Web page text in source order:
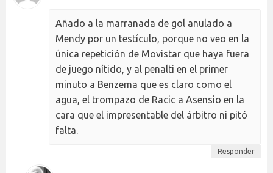
Añado a la marranada de gol anulado a
Mendy por un testículo, porque no veo en la
única repetición de Movistar que haya fuera
de juego nítido, y al penalti en el primer
minuto a Benzema que es claro como el
agua, el trompazo de Racic a Asensio en la
cara que el impresentable del árbitro ni pitó
falta.
Responder